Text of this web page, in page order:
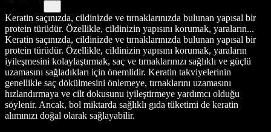
Keratin saçınızda, cildinizde ve tırnaklarınızda bulunan yapısal bir
protein türüdür. Özellikle, cildinizin yapısını korumak, yaraların...
Keratin saçınızda, cildinizde ve tırnaklarınızda bulunan yapısal bir
protein türüdür. Özellikle, cildinizin yapısını korumak, yaraların
iyileşmesini kolaylaştırmak, saç ve tırnaklarınızı sağlıklı ve güçlü
uzamasını sağladıkları için önemlidir. Keratin takviyelerinin
genellikle saç dökülmesini önlemeye, tırnaklarını uzamasını
hızlandırmaya ve cilt dokusunu iyileştirmeye yardımcı olduğu
söylenir. Ancak, bol miktarda sağlıklı gıda tüketimi de keratin
alımınızı doğal olarak sağlayabilir.